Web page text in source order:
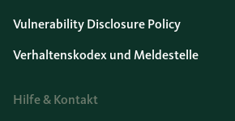
Vulnerability Disclosure Policy
Verhaltenskodex und Meldestelle
Hilfe & Kontakt